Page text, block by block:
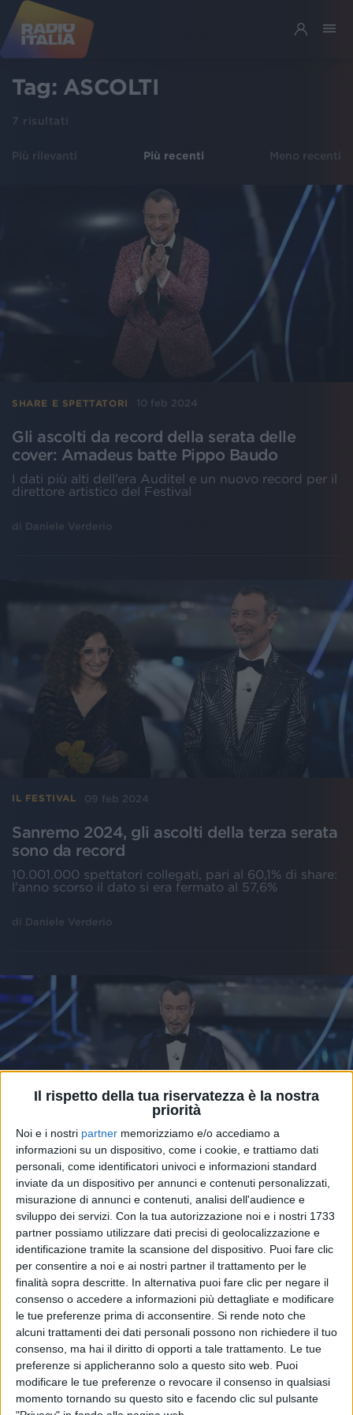
Il rispetto della tua riservatezza è la nostra
priorità
Noi e i nostri partner memorizziamo e/o accediamo a
informazioni su un dispositivo, come i cookie, e trattiamo dati
personali, come identificatori univoci e informazioni standard
inviate da un dispositivo per annunci e contenuti personalizzati,
misurazione di annunci e contenuti, analisi dell'audience e
sviluppo dei servizi. Con la tua autorizzazione noi e i nostri 1733
partner possiamo utilizzare dati precisi di geolocalizzazione e
identificazione tramite la scansione del dispositivo. Puoi fare clic
per consentire a noi e ai nostri partner il trattamento per le
finalità sopra descritte. In alternativa puoi fare clic per negare il
consenso o accedere a informazioni più dettagliate e modificare
le tue preferenze prima di acconsentire. Si rende noto che
alcuni trattamenti dei dati personali possono non richiedere il tuo
consenso, ma hai il diritto di opporti a tale trattamento. Le tue
preferenze si applicheranno solo a questo sito web. Puoi
modificare le tue preferenze o revocare il consenso in qualsiasi
momento tornando su questo sito e facendo clic sul pulsante
Tag: ASCOLTI
7 risultati
Più rilevanti Più recenti Meno recenti
SHARE E SPETTATORI 10 feb 2024
Gli ascolti da record della serata delle
cover: Amadeus batte Pippo Baudo
I dati più alti dell’era Auditel e un nuovo record per il
direttore artistico del Festival
di Daniele Verderio
IL FESTIVAL 09 feb 2024
Sanremo 2024, gli ascolti della terza serata
sono da record
10.001.000 spettatori collegati, pari al 60,1% di share:
l’anno scorso il dato si era fermato al 57,6%
di Daniele Verderio
SHARE E SPETTATORI 08 feb 2024
Festival di Sanremo 2024: gli ascolti della
seconda serata
I dati segnalano un legger
diDaniele Verderio